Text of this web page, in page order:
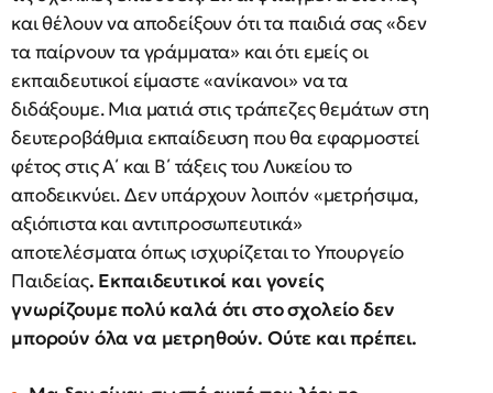
και θέλουν να αποδείξουν ότι τα παιδιά σας «δεν
τα παίρνουν τα γράμματα» και ότι εμείς οι
εκπαιδευτικοί είμαστε «ανίκανοι» να τα
διδάξουμε. Μια ματιά στις τράπεζες θεμάτων στη
δευτεροβάθμια εκπαίδευση που θα εφαρμοστεί
φέτος στις Α΄ και Β΄ τάξεις του Λυκείου το
αποδεικνύει. Δεν υπάρχουν λοιπόν «μετρήσιμα,
αξιόπιστα και αντιπροσωπευτικά»
αποτελέσματα όπως ισχυρίζεται το Υπουργείο
Παιδείας. Εκπαιδευτικοί και γονείς
γνωρίζουμε πολύ καλά ότι στο σχολείο δεν
μπορούν όλα να μετρηθούν. Ούτε και πρέπει.